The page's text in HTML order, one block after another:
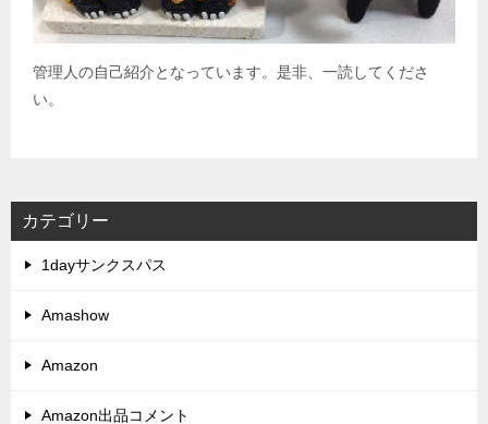
管理人の自己紹介となっています。是非、一読してくださ
い。
カテゴリー
1dayサンクスパス
Amashow
Amazon
Amazon出品コメント